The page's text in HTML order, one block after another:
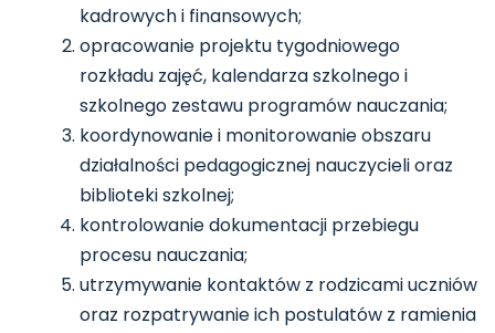
kadrowych i finansowych;
opracowanie projektu tygodniowego
rozkładu zajęć, kalendarza szkolnego i
szkolnego zestawu programów nauczania;
koordynowanie i monitorowanie obszaru
działalności pedagogicznej nauczycieli oraz
biblioteki szkolnej;
kontrolowanie dokumentacji przebiegu
procesu nauczania;
utrzymywanie kontaktów z rodzicami uczniów
oraz rozpatrywanie ich postulatów z ramienia